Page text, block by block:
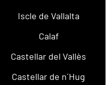
Iscle de Vallalta
Calaf
Castellar del Vallès
Castellar de n´Hug